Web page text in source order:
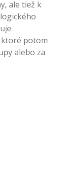
ale tiež k
ktoré potom
alebo za